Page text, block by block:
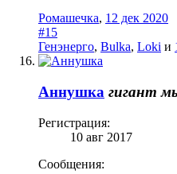
Ромашечка, 12 дек 2020
#15
Генэнерго, Bulka, Loki и
Аннушка гигант
Регистрация:
10 авг 2017
Сообщения: